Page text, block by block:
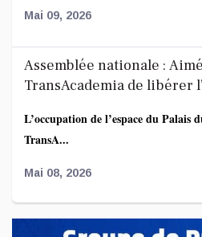
Mai 09, 2026
Assemblée nationale :
TransAcademia de libérer
L’occupation de l’espace du Palais
TransA...
Mai 08, 2026
Affaire FRIVAO : la société